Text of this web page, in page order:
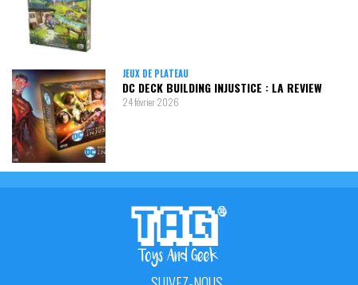
JEUX DE PLATEAU
DC DECK BUILDING INJUSTICE : LA REVIEW
24 février 2026